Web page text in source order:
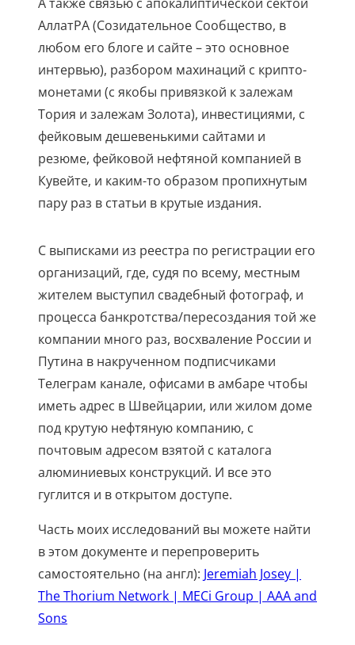
АллатРА (Созидательное Сообщество, в
любом его блоге и сайте – это основное
интервью), разбором махинаций с крипто-
монетами (с якобы привязкой к залежам
Тория и залежам Золота), инвестициями, с
фейковым дешевенькими сайтами и
резюме, фейковой нефтяной компанией в
Кувейте, и каким-то образом пропихнутым
пару раз в статьи в крутые издания.
С выписками из реестра по регистрации его
организаций, где, судя по всему, местным
жителем выступил свадебный фотограф, и
процесса банкротства/пересоздания той же
компании много раз, восхваление России и
Путина в накрученном подписчиками
Телеграм канале, офисами в амбаре чтобы
иметь адрес в Швейцарии, или жилом доме
под крутую нефтяную компанию, с
почтовым адресом взятой с каталога
алюминиевых конструкций. И все это
гуглится и в открытом доступе.
Часть моих исследований вы можете найти
в этом документе и перепроверить
самостоятельно (на англ): Jeremiah Josey |
The Thorium Network | MECi Group | AAA and
Sons